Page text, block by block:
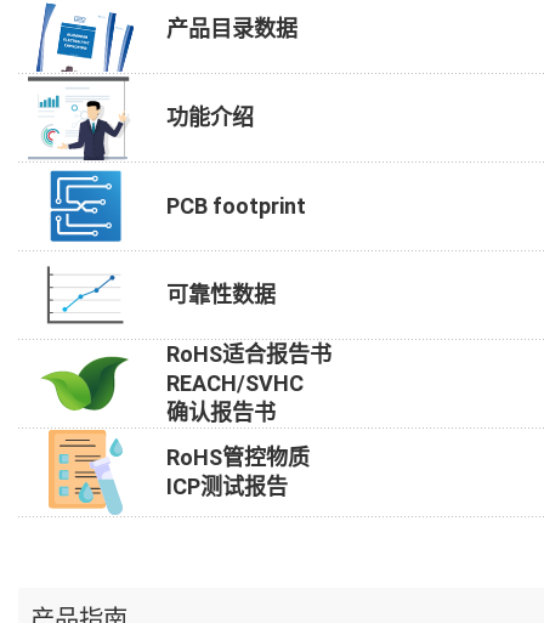
产品目录数据
功能介绍
PCB footprint
可靠性数据
RoHS适合报告书
REACH/SVHC
确认报告书
RoHS管控物质
ICP测试报告